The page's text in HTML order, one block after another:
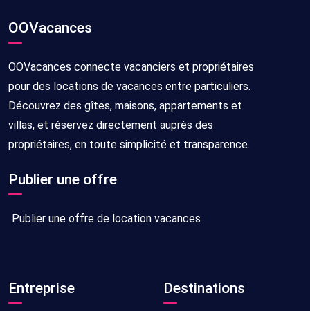
OOVacances
OOVacances connecte vacanciers et propriétaires
pour des locations de vacances entre particuliers.
Découvrez des gîtes, maisons, appartements et
villas, et réservez directement auprès des
propriétaires, en toute simplicité et transparence.
Publier une offre
Publier une offre de location vacances
Entreprise Destinations